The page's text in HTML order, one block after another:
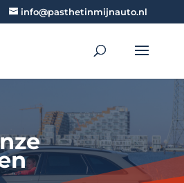
info@pasthetinmijnauto.nl